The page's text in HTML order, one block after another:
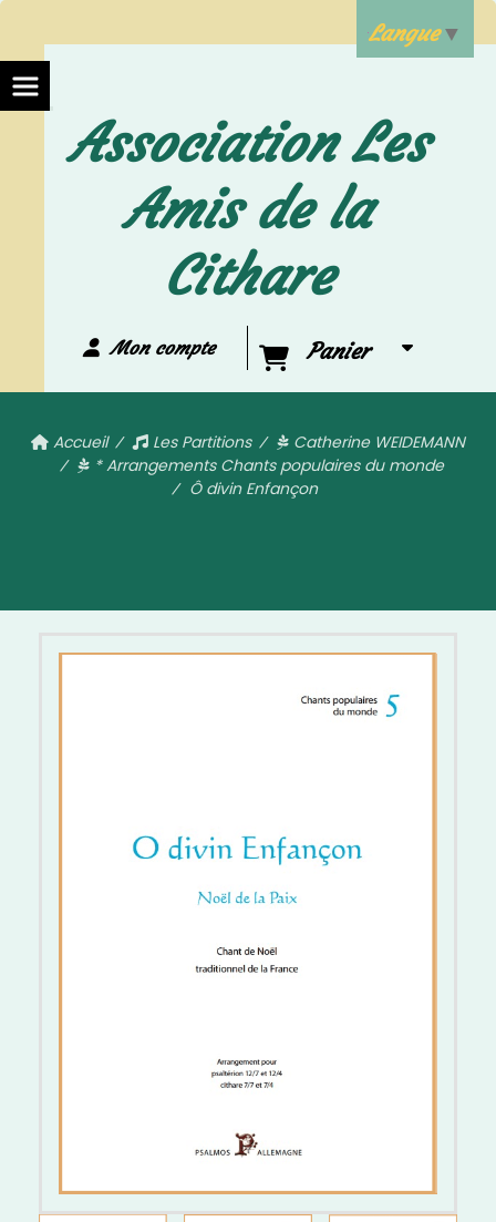
Association Les
Amis de la
Cithare
Mon compte Panier
Accueil Les Partitions
Catherine WEIDEMANN
* Arrangements Chants populaires du monde
Ô divin Enfançon
Langue▼